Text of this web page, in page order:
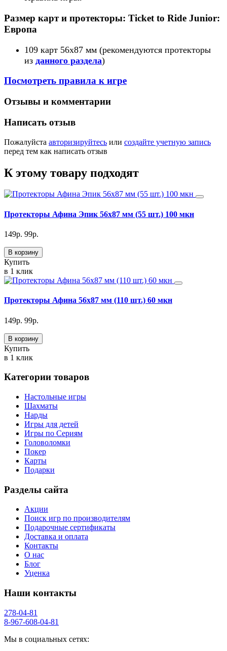
Размер карт и протекторы: Ticket to Ride Junior:
Европа
109 карт 56x87 мм (рекомендуются протекторы
из данного раздела)
Посмотреть правила к игре
Отзывы и комментарии
Написать отзыв
Пожалуйста авторизируйтесь или создайте учетную запись
перед тем как написать отзыв
К этому товару подходят
Протекторы Афина Эпик 56х87 мм (55 шт.) 100 мкн
149р. 99р.
В корзину
Купить
в 1 клик
Протекторы Афина 56х87 мм (110 шт.) 60 мкн
149р. 99р.
В корзину
Купить
в 1 клик
Категории товаров
Настольные игры
Шахматы
Нарды
Игры для детей
Игры по Сериям
Головоломки
Покер
Карты
Подарки
Разделы сайта
Акции
Поиск игр по производителям
Подарочные сертификаты
Доставка и оплата
Контакты
О нас
Блог
Уценка
Наши контакты
278-04-81
8-967-608-04-81
Мы в социальных сетях: